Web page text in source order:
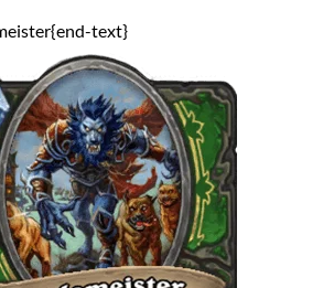
text}